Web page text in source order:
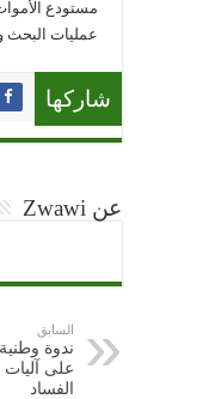
مستودع
عمليات البحث
شاركها
عن Zwawi
السابق
ندوة
على آليات
الفساد